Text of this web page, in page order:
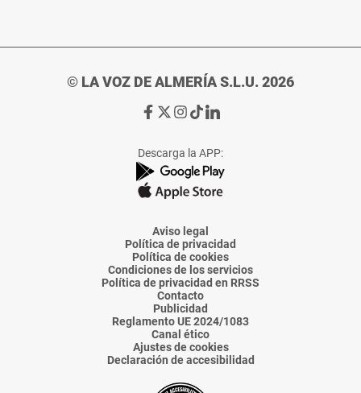
© LA VOZ DE ALMERÍA S.L.U. 2026
Ir
de
La
Voz
Almería
Ir
de
La
Voz
Almería
Ir
de
La
Voz
Almería
Ir
de
La
Voz
Almería
Ir
de
La
Voz
Descarga la APP:
Aviso legal
Política de privacidad
Política de cookies
Condiciones de los servicios
Política de privacidad en RRSS
Contacto
Publicidad
Reglamento UE 2024/1083
Canal ético
Ajustes de cookies
Declaración de accesibilidad